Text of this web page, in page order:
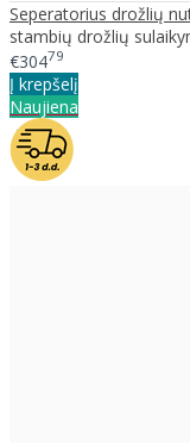
Seperatorius drožlių
stambių drožlių
€30479
Į krepšelį
Naujiena